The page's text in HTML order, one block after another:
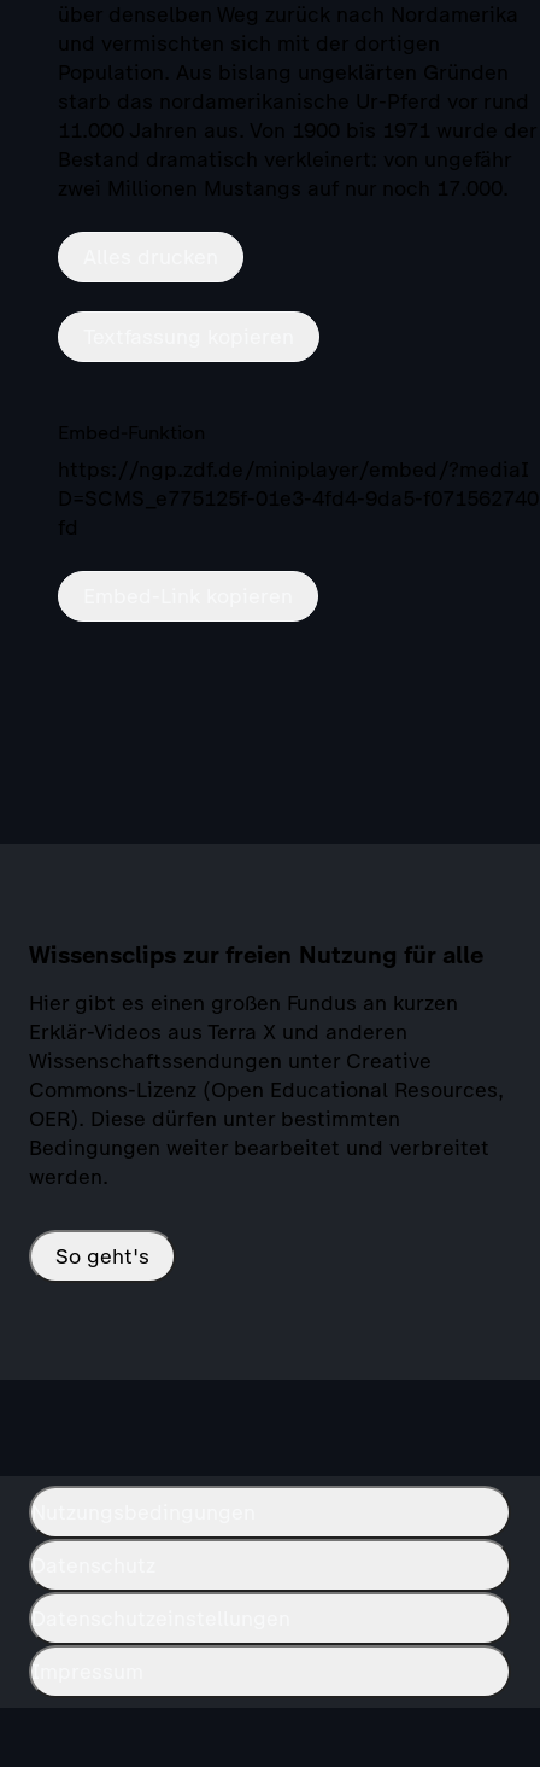
über denselben Weg zurück nach Nordamerika
und vermischten sich mit der dortigen
Population. Aus bislang ungeklärten Gründen
starb das nordamerikanische Ur-Pferd vor rund
11.000 Jahren aus. Von 1900 bis 1971 wurde der
Bestand dramatisch verkleinert: von ungefähr
zwei Millionen Mustangs auf nur noch 17.000.
Embed-Funktion
https://ngp.zdf.de/miniplayer/embed/?mediaI
D=SCMS_e775125f-01e3-4fd4-9da5-f071562740
fd
Wissensclips zur freien Nutzung für alle
Hier gibt es einen großen Fundus an kurzen
Erklär-Videos aus Terra X und anderen
Wissenschaftssendungen unter Creative
Commons-Lizenz (Open Educational Resources,
OER). Diese dürfen unter bestimmten
Bedingungen weiter bearbeitet und verbreitet
werden.
So geht's
Nutzungsbedingungen
Datenschutz
Datenschutzeinstellungen
Impressum